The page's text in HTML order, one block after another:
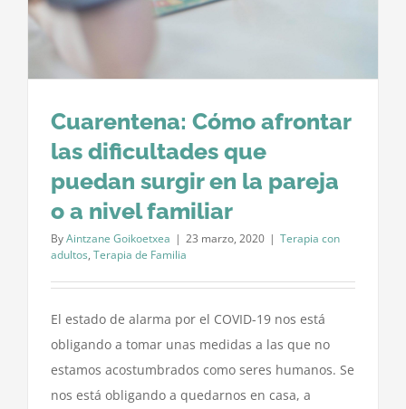
Cuarentena: Cómo afrontar
las dificultades que
puedan surgir en la pareja
o a nivel familiar
ByAintzane Goikoetxea | 23 marzo, 2020 | Terapia con
adultos, Terapia de Familia
El estado de alarma por el COVID-19 nos está
obligando a tomar unas medidas a las que no
estamos acostumbrados como seres humanos. Se
nos está obligando a quedarnos en casa, a